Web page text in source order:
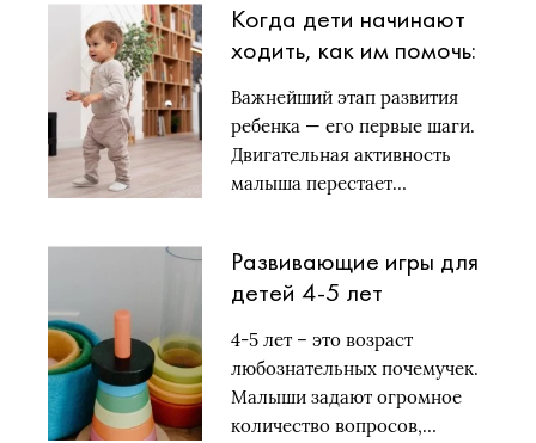
Здоровье
Психология
Хобби
Разное
Праздники
Когда дети начинают
ходить, как им помочь:
Важнейший этап развития
ребенка — его первые шаги.
Двигательная активность
малыша перестает…
Развивающие игры для
детей 4-5 лет
4-5 лет – это возраст
любознательных почемучек.
Малыши задают огромное
количество вопросов,…